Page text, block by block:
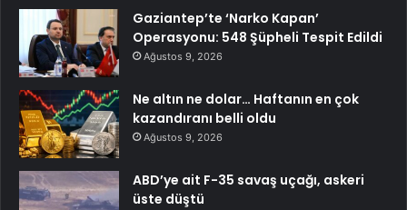
Gaziantep’te ‘Narko Kapan’
Operasyonu: 548 Şüpheli Tespit Edildi
Ağustos 9, 2026
Ne altın ne dolar… Haftanın en çok
kazandıranı belli oldu
Ağustos 9, 2026
ABD’ye ait F-35 savaş uçağı, askeri
üste düştü